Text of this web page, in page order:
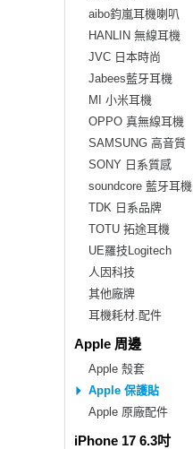
aibo鈞嵐耳機喇叭
HANLIN 無線耳機
JVC 日本時尚
Jabees藍牙耳機
MI 小米耳機
OPPO 真無線耳機
SAMSUNG 高音質
SONY 日系質感
soundcore 藍牙耳機
TDK 日系品牌
TOTU 拓途耳機
UE羅技Logitech
人因科技
其他廠牌
耳機耗材.配件
Apple 周邊
Apple 殼套
Apple 保護貼
Apple 原廠配件
iPhone 17 6.3吋